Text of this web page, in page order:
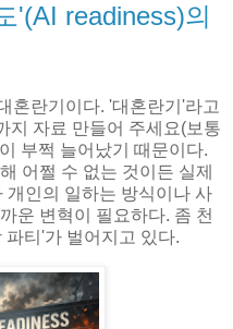
'(AI readiness)의
혼란기이다. '대혼란기'라고
지 자료 만들어 주세요(보통
부쩍 늘어났기 때문이다.
어쩔 수 없는 것이든 실제
개인의 일하는 방식이나 사
운 변혁이 필요하다. 좀 천
티'가 벌어지고 있다.